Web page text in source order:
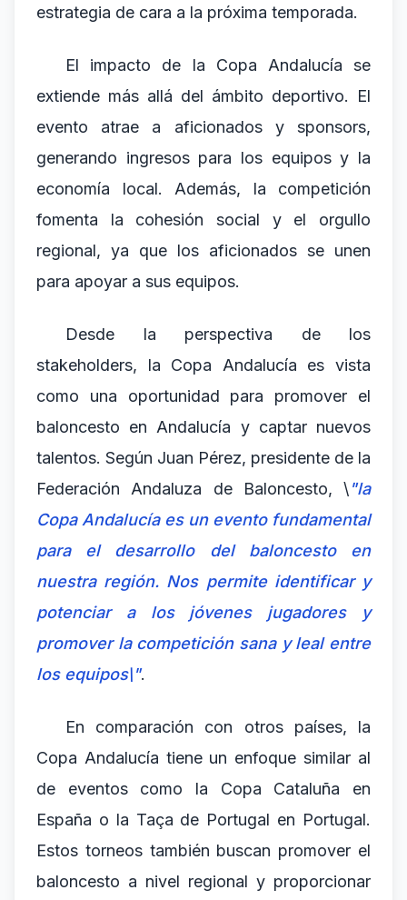
estrategia de cara a la próxima temporada.
El impacto de la Copa Andalucía se
extiende más allá del ámbito deportivo. El
evento atrae a aficionados y sponsors,
generando ingresos para los equipos y la
economía local. Además, la competición
fomenta la cohesión social y el orgullo
regional, ya que los aficionados se unen
para apoyar a sus equipos.
Desde la perspectiva de los
stakeholders, la Copa Andalucía es vista
como una oportunidad para promover el
baloncesto en Andalucía y captar nuevos
talentos. Según Juan Pérez, presidente de la
Federación Andaluza de Baloncesto, \"la
Copa Andalucía es un evento fundamental
para el desarrollo del baloncesto en
nuestra región. Nos permite identificar y
potenciar a los jóvenes jugadores y
promover la competición sana y leal entre
los equipos\".
En comparación con otros países, la
Copa Andalucía tiene un enfoque similar al
de eventos como la Copa Cataluña en
España o la Taça de Portugal en Portugal.
Estos torneos también buscan promover el
baloncesto a nivel regional y proporcionar